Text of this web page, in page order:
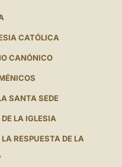
CATÓLICA
CANÓNICO
SANTA SEDE
LA IGLESIA
RESPUESTA DE LA